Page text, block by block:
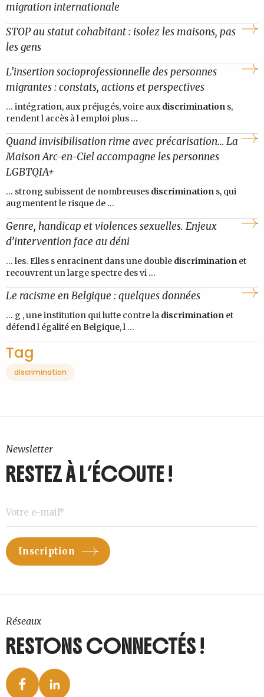
migration internationale
STOP au statut cohabitant : isolez les maisons, pas
les gens
L’insertion socioprofessionnelle des personnes
migrantes : constats, actions et perspectives
... intégration, aux préjugés, voire auxdiscrimination s,
rendent l accès à l emploi plus ...
Quand invisibilisation rime avec précarisation… La
Maison Arc-en-Ciel accompagne les personnes
LGBTQIA+
... strong subissent de nombreuses discrimination s, qui
augmentent le risque de ...
Genre, handicap et violences sexuelles. Enjeux
d’intervention face au déni
... les. Elles s enracinent dans une double discrimination et
recouvrent un large spectre des vi ...
Le racisme en Belgique : quelques données
... g , une institution qui lutte contre la discrimination et
défend l égalité en Belgique, l ...
Tag
discrimination
Newsletter
RESTEZ À L’ÉCOUTE !
Réseaux
RESTONS CONNECTÉS !